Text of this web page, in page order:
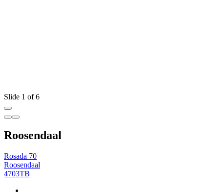
Slide 1 of 6
Roosendaal
Rosada 70
Roosendaal
4703TB